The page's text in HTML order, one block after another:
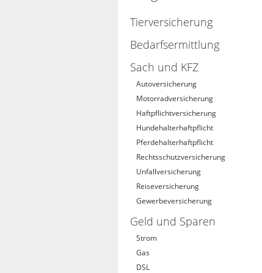
Tierversicherung
Bedarfsermittlung
Sach und KFZ
Autoversicherung
Motorradversicherung
Haftpflichtversicherung
Hundehalterhaftpflicht
Pferdehalterhaftpflicht
Rechtsschutzversicherung
Unfallversicherung
Reiseversicherung
Gewerbeversicherung
Geld und Sparen
Strom
Gas
DSL